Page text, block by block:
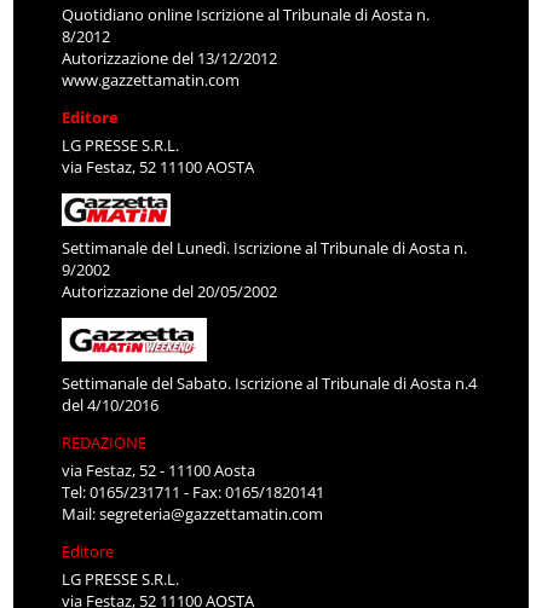
Quotidiano online Iscrizione al Tribunale di Aosta n.
8/2012
Autorizzazione del 13/12/2012
www.gazzettamatin.com
Editore
LG PRESSE S.R.L.
via Festaz, 52 11100 AOSTA
Settimanale del Lunedì. Iscrizione al Tribunale di Aosta n.
9/2002
Autorizzazione del 20/05/2002
Settimanale del Sabato. Iscrizione al Tribunale di Aosta n.4
del 4/10/2016
REDAZIONE
via Festaz, 52 - 11100 Aosta
Tel: 0165/231711 - Fax: 0165/1820141
Mail:segreteria@gazzettamatin.com
Editore
LG PRESSE S.R.L.
via Festaz, 52 11100 AOSTA